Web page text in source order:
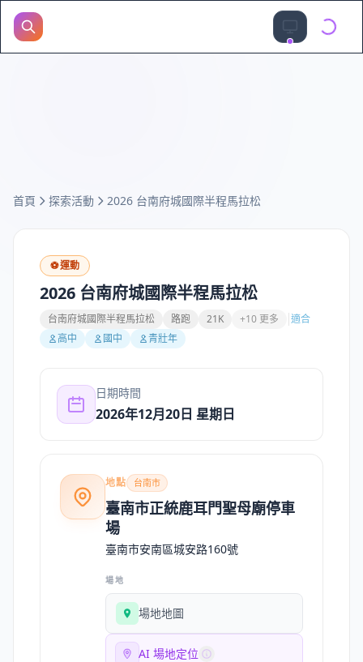
首頁 探索活動 2026 台南府城國際半程馬拉松
⚽運動
2026 台南府城國際半程馬拉松
台南府城國際半程馬拉松 路跑 21K +10 更多
適合
高中
國中 青壯年
日期時間
2026年12月20日 星期日
地點 台南市
臺南市正統鹿耳門聖母廟停車
場
臺南市安南區城安路160號
場地
場地地圖
AI 場地定位